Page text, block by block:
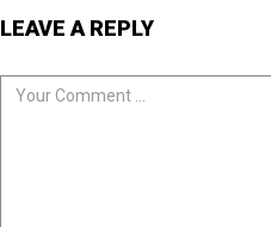
LEAVE A REPLY